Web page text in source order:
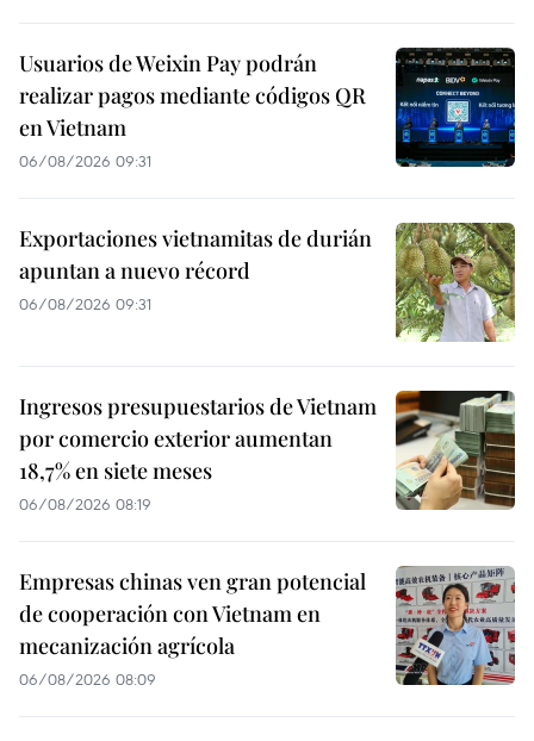
Usuarios de Weixin Pay podrán
realizar pagos mediante códigos QR
en Vietnam
06/08/2026 09:31
Exportaciones vietnamitas de durián
apuntan a nuevo récord
06/08/2026 09:31
Ingresos presupuestarios de Vietnam
por comercio exterior aumentan
18,7% en siete meses
06/08/2026 08:19
Empresas chinas ven gran potencial
de cooperación con Vietnam en
mecanización agrícola
06/08/2026 08:09